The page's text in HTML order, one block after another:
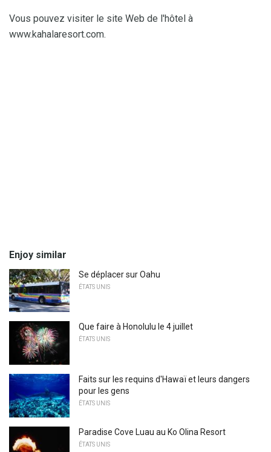
Vous pouvez visiter le site Web de l'hôtel à
www.kahalaresort.com.
Enjoy similar
Se déplacer sur Oahu
ÉTATS UNIS
Que faire à Honolulu le 4 juillet
ÉTATS UNIS
Faits sur les requins d'Hawaï et leurs dangers
pour les gens
ÉTATS UNIS
Paradise Cove Luau au Ko Olina Resort
ÉTATS UNIS